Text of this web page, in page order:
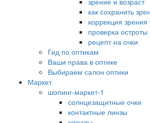
как сохранить
коррекция зрения
проверка остроты
рецепт на очки
Гид по оптикам
Ваши права в оптике
Выбираем салон оптики
Маркет
шопинг-маркет-1
солнцезащитные очки
контактные линзы